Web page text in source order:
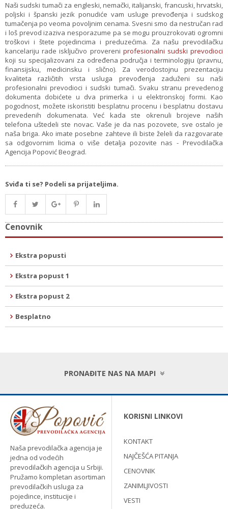
Naši sudski tumači za engleski, nemački, italijanski, francuski, hrvatski,
poljski i španski jezik ponudiće vam usluge prevođenja i sudskog
tumačenja po veoma povoljnim cenama. Svesni smo da nestručan rad
i loš prevod izaziva nesporazume pa se mogu prouzrokovati ogromni
troškovi i štete pojedincima i preduzećima. Za našu prevodilačku
kancelariju rade isključivo provereni profesionalni sudski prevodioci
koji su specijalizovani za određena područja i terminologiju (pravnu,
finansijsku, medicinsku i slično). Za verodostojnu prezentaciju
kvaliteta različitih vrsta usluga prevođenja zaduženi su naši
profesionalni prevodioci i sudski tumači. Svaku stranu prevedenog
dokumenta dobićete u dva primerka i u elektronskoj formi. Kao
pogodnost, možete iskoristiti besplatnu procenu i besplatnu dostavu
prevedenih dokumenata. Već kada ste okrenuli brojeve naših
telefona uštedeli ste novac. Vaše je da nas pozovete, sve ostalo je
naša briga. Ako imate posebne zahteve ili biste želeli da razgovarate
sa odgovornim licima o više detalja pozovite nas - Prevodilačka
Agencija Popović Beograd.
Sviđa ti se? Podeli sa prijateljima.
Cenovnik
Ekstra popusti
Ekstra popust 1
Ekstra popust 2
Besplatno
PRONAĐITE NAS NA MAPI
Naša prevodilačka agencija je
jedna od vodećih
prevodilačkih agencija u Srbiji.
Pružamo kompletan asortiman
prevodilačkih usluga za
pojedince, institucije i
preduzeća.
KORISNI LINKOVI
KONTAKT
NAJČEŠĆA PITANJA
CENOVNIK
ZANIMLJIVOSTI
VESTI